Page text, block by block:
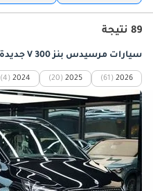
89 نتيجة
سيارات مرسيدس بنز V 300 جديدة للبيع في دبي
2026
(61)
2025
(20)
2024
(4)